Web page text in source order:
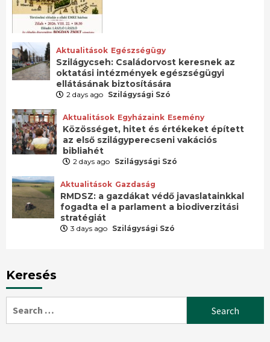
Aktualitások Egészségügy
Szilágycseh: Családorvost keresnek az
oktatási intézmények egészségügyi
ellátásának biztosítására
2 days ago Szilágysági Szó
Aktualitások Egyházaink Esemény
Közösséget, hitet és értékeket épített
az első szilágyperecseni vakációs
bibliahét
2 days ago Szilágysági Szó
Aktualitások Gazdaság
RMDSZ: a gazdákat védő javaslatainkkal
fogadta el a parlament a biodiverzitási
stratégiát
3 days ago Szilágysági Szó
Keresés